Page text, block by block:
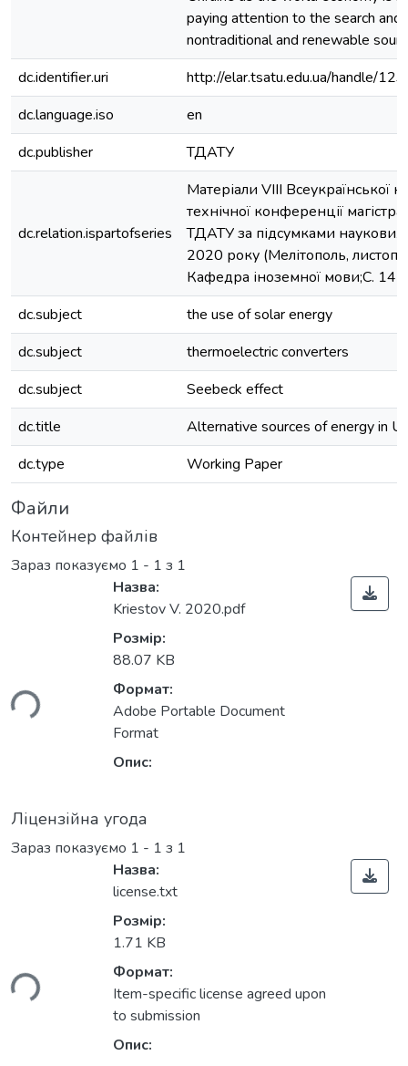
paying attention to the search
nontraditional and renewable
dc.identifier.uri
http://elar.tsatu.edu.ua/handle/
dc.language.iso
en
dc.publisher
ТДАТУ
dc.relation.ispartofseries
Матеріали VIII Всеукраїнської
технічної конференції
ТДАТУ за підсумками
2020 року (Мелітополь,
Кафедра іноземної мови;C. 14-
dc.subject
the use of solar energy
dc.subject
thermoelectric converters
dc.subject
Seebeck effect
dc.title
Alternative sources of energy in
dc.type
Working Paper
Файли
Контейнер файлів
Зараз показуємо 1 - 1 з 1
Назва:
Kriestov V. 2020.pdf
Розмір:
88.07 KB
Формат:
Adobe Portable Document
Format
Опис:
Ліцензійна угода
Зараз показуємо 1 - 1 з 1
Назва:
license.txt
Розмір:
1.71 KB
Формат:
Item-specific license agreed upon
to submission
Опис: